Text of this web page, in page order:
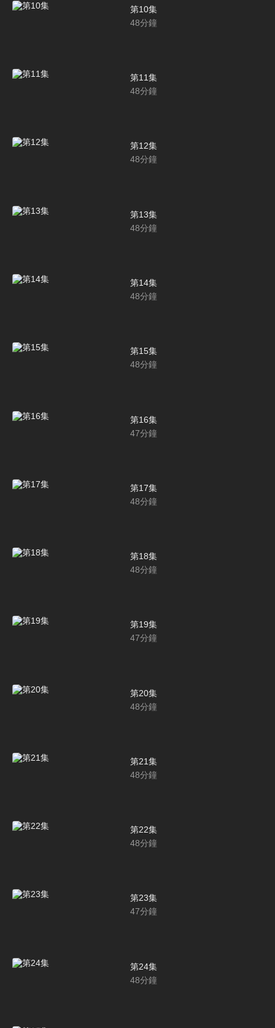
第10集
48分鐘
第11集
48分鐘
第12集
48分鐘
第13集
48分鐘
第14集
48分鐘
第15集
48分鐘
第16集
47分鐘
第17集
48分鐘
第18集
48分鐘
第19集
47分鐘
第20集
48分鐘
第21集
48分鐘
第22集
48分鐘
第23集
47分鐘
第24集
48分鐘